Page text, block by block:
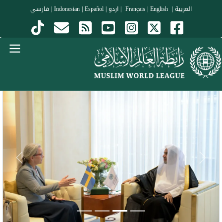
تجاوز إلى المحتوى الرئيسي
العربية|
|English
| اردو|
Indonesian |Español
| فارسي
Menu Arabic
Next